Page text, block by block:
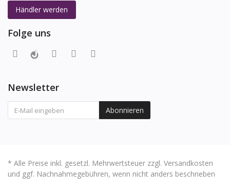
Händler werden
Folge uns
Newsletter
Abonnieren
* Alle Preise inkl. gesetzl. Mehrwertsteuer zzgl. Versandkosten
und ggf. Nachnahmegebühren, wenn nicht anders beschrieben